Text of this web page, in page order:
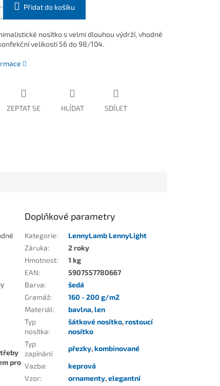
Přidat do košíku
nosítko s velmi dlouhou výdrží, vhodné
velikosti 56 do 98/104.
ZEPTAT SE HLÍDAT SDÍLET
pro
Doplňkové parametry
Kategorie:
LennyLamb LennyLight
Záruka:
2 roky
Hmotnost:
1 kg
EAN:
5907557780667
Barva:
šedá
Gramáž:
160 - 200 g/m2
Materiál: bavlna,len
Typ
nosítka:
šátkové nosítko,rostoucí
nosítko
Typ
zapínání:
přezky,kombinované
Vazba:
keprová
Vzor: ornamenty,elegantní